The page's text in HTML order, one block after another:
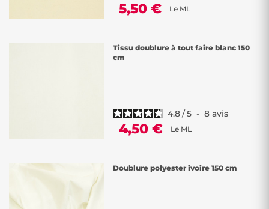
5,50 € Le ML
Tissu doublure à tout faire blanc 150
cm
4.8/5 - 8 avis
4,50 € Le ML
Doublure polyester ivoire 150 cm